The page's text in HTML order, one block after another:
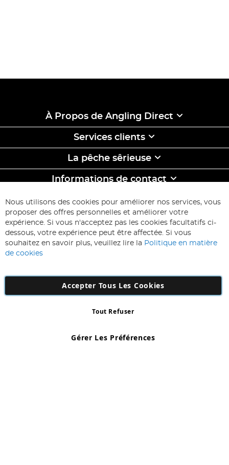
À Propos de Angling Direct
Services clients
La pêche sêrieuse
Informations de contact
ABONNEZ-VOUS & ECONOMISEZ
Inscription
à
d’information
:
Inscription
Number: 863029607
Nous utilisons des cookies pour améliorer nos services, vous
proposer des offres personnelles et améliorer votre
expérience. Si vous n'acceptez pas les cookies facultatifs ci-
dessous, votre expérience peut être affectée. Si vous
souhaitez en savoir plus, veuillez lire la Politique en matière
de cookies
Accepter Tous Les Cookies
Gérer Les Préférences
Tout Refuser